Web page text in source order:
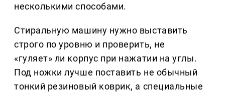
несколькими способами.
Стиральную машину нужно выставить
строго по уровню и проверить, не
«гуляет» ли корпус при нажатии на углы.
Под ножки лучше поставить не обычный
тонкий резиновый коврик, а специальные